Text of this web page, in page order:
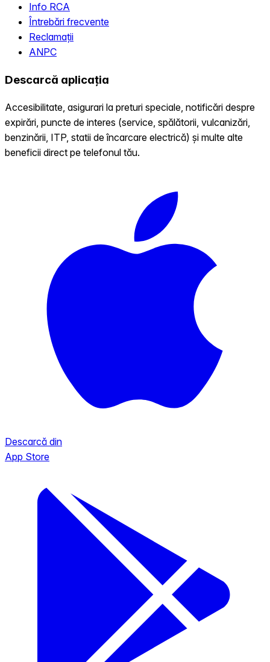
Info RCA
Întrebări frecvente
Reclamații
ANPC
Descarcă aplicația
Accesibilitate, asigurari la preturi speciale, notificări despre
expirări, puncte de interes (service, spălătorii, vulcanizări,
benzinării, ITP, statii de încarcare electrică) și multe alte
beneficii direct pe telefonul tău.
Descarcă din
App Store